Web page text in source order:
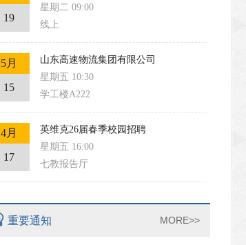
19
星期二 09:00
线上
5月
15
山东高速物流集团有限公司
星期五 10:30
学工楼A222
4月
17
英维克26届春季校园招聘
星期五 16:00
七教报告厅
重要通知 MORE>>